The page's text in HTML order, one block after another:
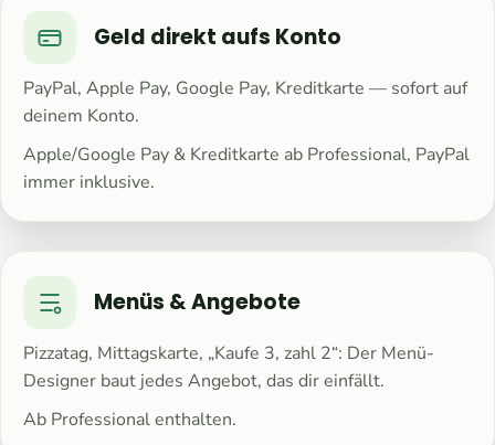
Geld direkt aufs Konto
PayPal, Apple Pay, Google Pay, Kreditkarte — sofort auf
deinem Konto.
Apple/Google Pay & Kreditkarte ab Professional, PayPal
immer inklusive.
Menüs & Angebote
Pizzatag, Mittagskarte, „Kaufe 3, zahl 2“: Der Menü-
Designer baut jedes Angebot, das dir einfällt.
Ab Professional enthalten.